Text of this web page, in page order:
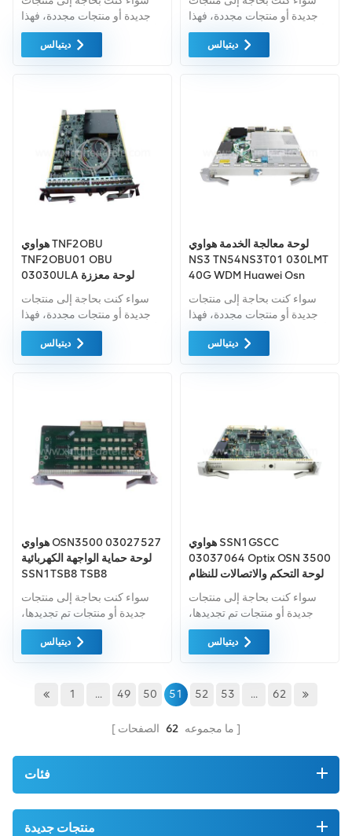
جديدة أو منتجات مجددة، فهذا
أمر شامل الضمان كمعيار. نحن
فقط نشتري معدات السوق
توفير كل هذه بأفضل الأسعار
ديتيالس
جديدة أو منتجات مجددة، فهذا
أمر شامل الضمان كمعيار. نحن
فقط نشتري معدات السوق
توفير كل هذه بأفضل الأسعار
ديتيالس
هواوي TNF2OBU
TNF2OBU01 OBU
03030ULA لوحة معززة
بصرية OSN 1800
سواء كنت بحاجة إلى منتجات
جديدة أو منتجات مجددة، فهذا
أمر شامل الضمان كمعيار. نحن
فقط نشتري معدات السوق
توفير كل هذه بأفضل الأسعار
ديتيالس
لوحة معالجة الخدمة هواوي
NS3 TN54NS3T01 030LMT
40G WDM Huawei Osn
6800
سواء كنت بحاجة إلى منتجات
جديدة أو منتجات مجددة، فهذا
أمر شامل الضمان كمعيار. نحن
فقط نشتري معدات السوق
توفير كل هذه بأفضل الأسعار
ديتيالس
هواوي OSN3500 03027527
لوحة حماية الواجهة الكهربائية
SSN1TSB8 TSB8
سواء كنت بحاجة إلى منتجات
جديدة أو منتجات تم تجديدها،
فإن الضمان الشامل هو المعيار
القياسي. نحن نشتري فقط
البيئة. ويتم توفير كل هذه بأفضل
ديتيالس
هواوي SSN1GSCC
03037064 Optix OSN 3500
لوحة التحكم والاتصالات للنظام
SSN1GSCC01 03706410
GSCC
سواء كنت بحاجة إلى منتجات
جديدة أو منتجات تم تجديدها،
فإن الضمان الشامل هو المعيار
القياسي. فنحن نشتري فقط
توفير كل هذه بأفضل الأسعار
ديتيالس
1 ... 49 50 51 52 53 ... 62
ما مجموعه 62 الصفحات
فئات
منتجات جديدة